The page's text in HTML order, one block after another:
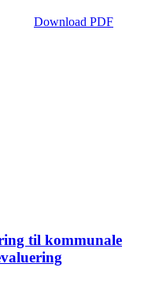
Download PDF
til kommunale